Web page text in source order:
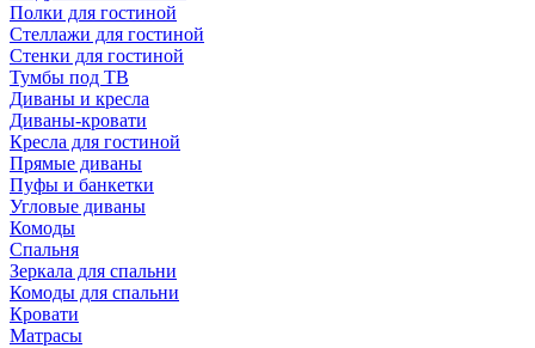
Полки для гостиной
Стеллажи для гостиной
Стенки для гостиной
Тумбы под ТВ
Диваны и кресла
Диваны-кровати
Кресла для гостиной
Прямые диваны
Пуфы и банкетки
Угловые диваны
Комоды
Спальня
Зеркала для спальни
Комоды для спальни
Кровати
Матрасы